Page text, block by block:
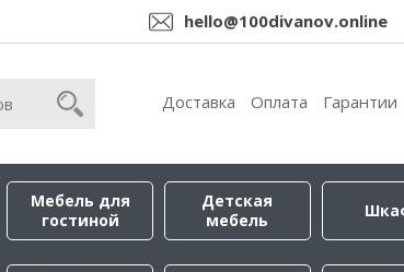
hello@100divanov.online
Доставка Оплата Гарантии
Мебель для
гостиной
Детская
мебель